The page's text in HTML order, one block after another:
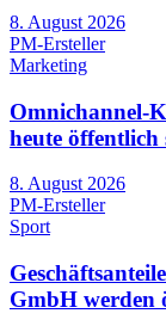
8. August 2026
PM-Ersteller
Marketing
Omnichannel-
heute öffentlich
8. August 2026
PM-Ersteller
Sport
GmbH werden